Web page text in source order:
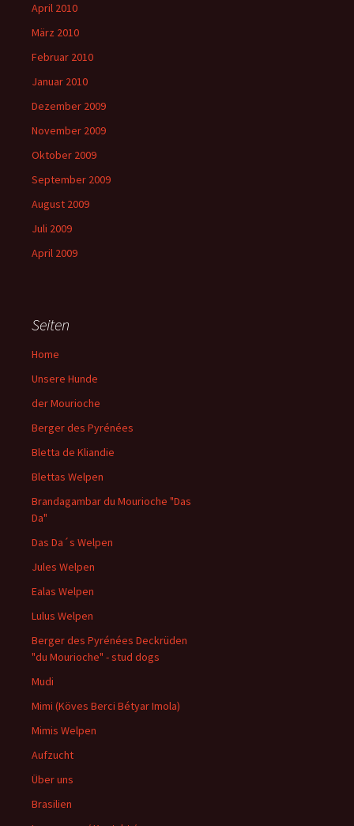
April 2010
März 2010
Februar 2010
Januar 2010
Dezember 2009
November 2009
Oktober 2009
September 2009
August 2009
Juli 2009
April 2009
Seiten
Home
Unsere Hunde
der Mourioche
Berger des Pyrénées
Bletta de Kliandie
Blettas Welpen
Brandagambar du Mourioche "Das
Da"
Das Da´s Welpen
Jules Welpen
Ealas Welpen
Lulus Welpen
Berger des Pyrénées Deckrüden
"du Mourioche" - stud dogs
Mudi
Mimi (Köves Berci Bétyar Imola)
Mimis Welpen
Aufzucht
Über uns
Brasilien